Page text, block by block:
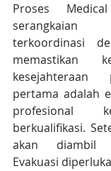
Proses
terkoordinasi
memastikan
kesejahteraan
pertama adalah
profesional
berkualifikasi.
akan diambil
Evakuasi